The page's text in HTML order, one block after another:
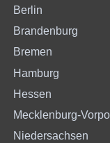
Berlin
Brandenburg
Bremen
Hamburg
Hessen
Mecklenburg-
Niedersachsen